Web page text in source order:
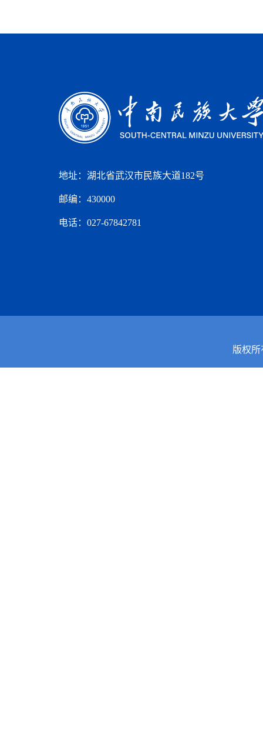
地址：湖北省武汉市民族大道182号
邮编：430000
电话：027-67842781
版权